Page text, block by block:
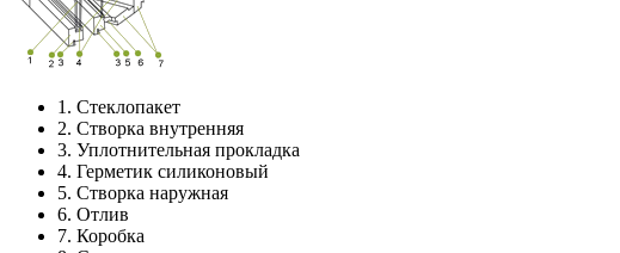
1. Стеклопакет
2. Створка внутренняя
3. Уплотнительная прокладка
4. Герметик силиконовый
5. Створка наружная
6. Отлив
7. Коробка